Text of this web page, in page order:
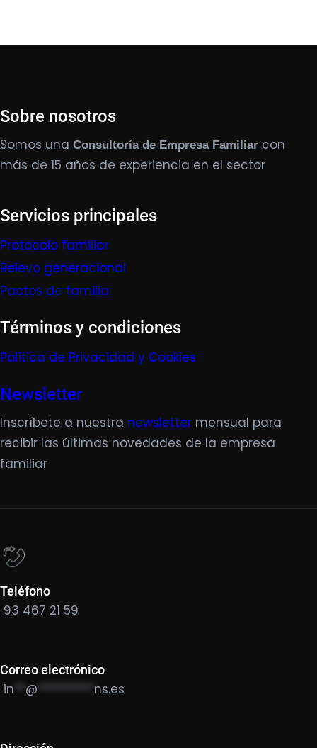
Sobre nosotros
Somos una Consultoría de Empresa Familiar con
más de 15 años de experiencia en el sector
Servicios principales
Protocolo familiar
Relevo generacional
Pactos de familia
Términos y condiciones
Política de Privacidad y Cookies
Newsletter
Inscríbete a nuestra newsletter mensual para
recibir las últimas novedades de la empresa
familiar
Teléfono
93 467 21 59
Correo electrónico
in @ ********** ns.es